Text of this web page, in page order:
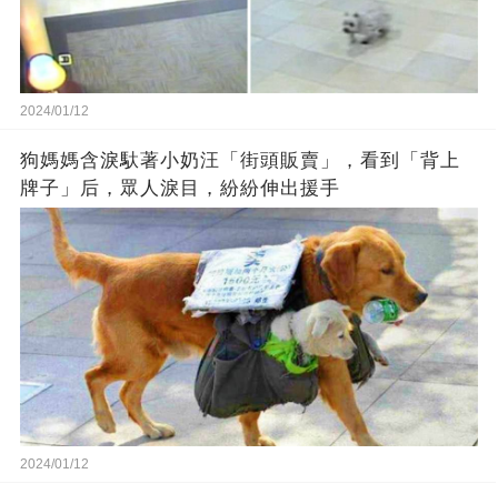
2024/01/12
狗媽媽含淚馱著小奶汪「街頭販賣」，看到「背上
牌子」后，眾人淚目，紛紛伸出援手
2024/01/12